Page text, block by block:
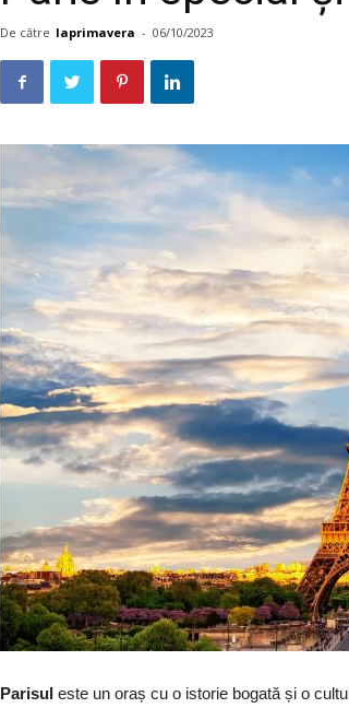
De către laprimavera - 06/10/2023
Parisul este un oraș cu o istorie bogată și o